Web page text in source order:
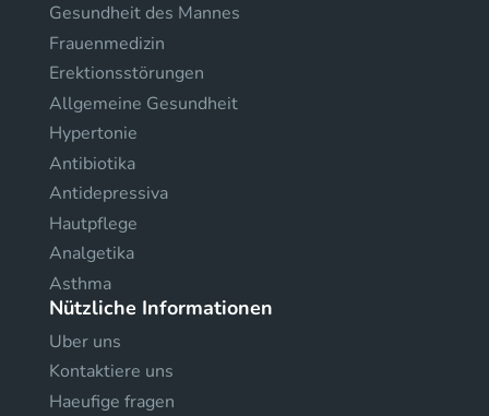
Gesundheit des Mannes
Frauenmedizin
Erektionsstörungen
Allgemeine Gesundheit
Hypertonie
Antibiotika
Antidepressiva
Hautpflege
Analgetika
Asthma
Nützliche Informationen
Uber uns
Kontaktiere uns
Haeufige fragen